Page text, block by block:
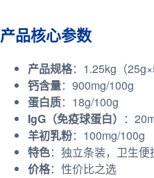
产品核心参数
产品规格：1.25kg（
钙含量：900mg/100g
蛋白质：18g/100g
IgG（免疫球蛋白） ：
羊初乳粉：100mg/100g
特色：独立条装，卫生便
价格：性价比之选